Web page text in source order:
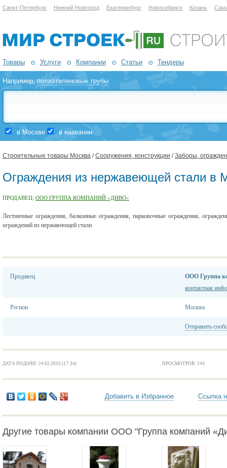
Санкт-Петербург Нижний Новгород Екатеринбург Новосибирск Казань
Товары Услуги Компании Статьи Тендеры
Например,полиэтиленовые трубы
в Москве в названии
Строительные товары Москва /Сооружения, конструкции /Заборы,
Ограждения из нержавеющей стали в
ПРОДАВЕЦ: ООО ГРУППА КОМПАНИЙ «ДИВО»
Лестничные ограждения, балконные ограждения, парковочные ограждения,
ограждений из нержавеющей стали
Продавец
ООО Группа
контактная
Регион Москва
Отправить
ДАТА ПОДАЧИ: 24.02.2010 (17:34) ПРОСМОТРОВ: 144
Добавить в Избранное Ссылка
Другие товары компании ООО "Группа компаний